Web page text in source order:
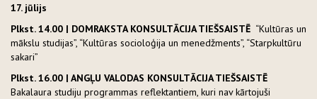
17. jūlijs
Plkst. 14.00 | DOMRAKSTA KONSULTĀCIJA TIEŠSAISTĒ “Kultūras un
mākslu studijas”, “Kultūras socioloģija un menedžments”, “Starpkultūru
sakari”
Plkst. 16.00 | ANGĻU VALODAS KONSULTĀCIJA TIEŠSAISTĒ
Bakalaura studiju programmas reflektantiem, kuri nav kārtojuši